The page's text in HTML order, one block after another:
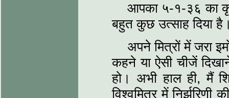
आपका ५-१-३६ का
बहुत कुछ उत्‍साह दिया
अपने मित्रों में जरा
कहने या ऐसी चीजें
हो। अभी हाल ही, मैं
विश्‍वमित्र में